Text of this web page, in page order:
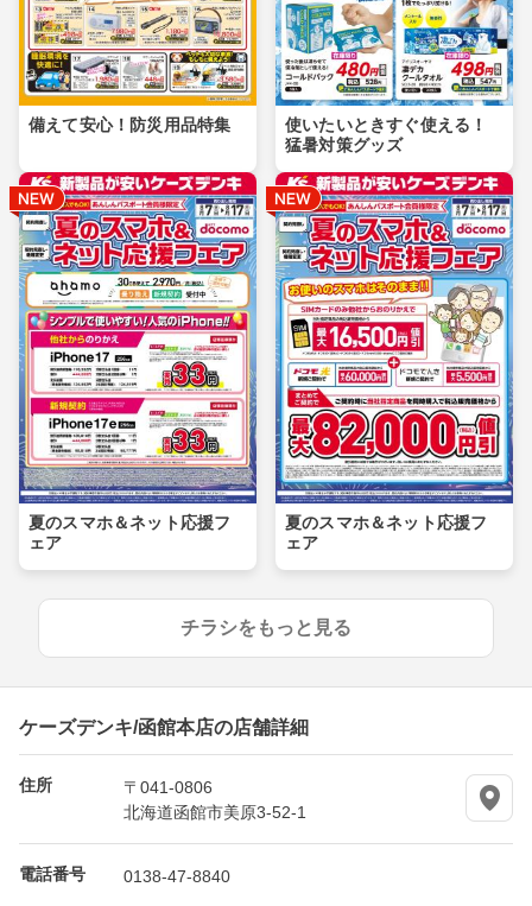
備えて安心！防災用品特集
使いたいときすぐ使える！
猛暑対策グッズ
夏のスマホ＆ネット応援フ
ェア
夏のスマホ＆ネット応援フ
ェア
チラシをもっと見る
ケーズデンキ/函館本店の店舗詳細
住所
〒041-0806
北海道函館市美原3-52-1
電話番号 0138-47-8840